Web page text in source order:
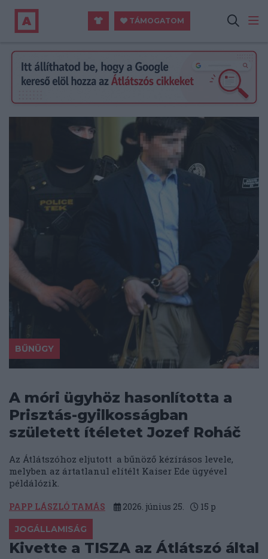
TÁMOGATOM
BŰNÜGY
A móri ügyhöz hasonlította a
Prisztás-gyilkosságban
született ítéletet Jozef Roháč
Az Átlátszóhoz eljutott a bűnöző kézírásos levele,
melyben az ártatlanul elítélt Kaiser Ede ügyével
példálózik.
PAPP LÁSZLÓ TAMÁS 2026. június 25. 15 p
JOGÁLLAMISÁG
Kivette a TISZA az Átlátszó által